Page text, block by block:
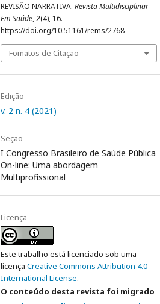
REVISÃO NARRATIVA. Revista Multidisciplinar
Em Saúde,2(4), 16.
https://doi.org/10.51161/rems/2768
Fomatos de Citação
Edição
v. 2 n. 4 (2021)
Seção
I Congresso Brasileiro de Saúde Pública
On-line: Uma abordagem
Multiprofissional
Licença
Este trabalho está licenciado sob uma
licença Creative Commons Attribution 4.0
International License.
O conteúdo desta revista foi migrado